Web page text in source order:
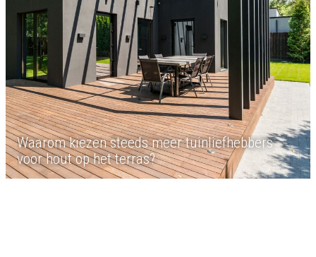
Waarom kiezen steeds meer tuinliefhebbers
voor hout op het terras?